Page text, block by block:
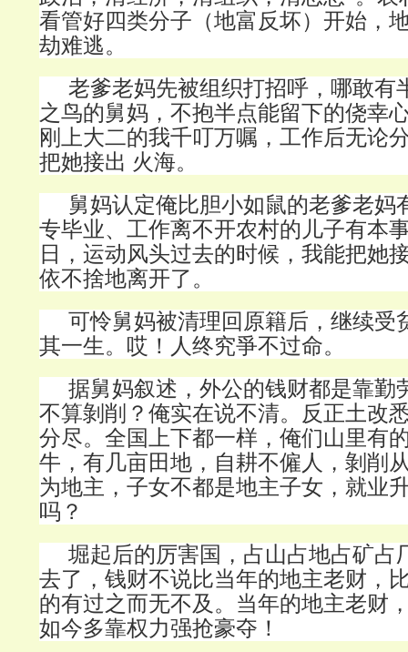
看管好四类分子（地富反坏）开始，
劫难逃。
老爹老妈先被组织打招呼，哪敢有
之鸟的舅妈，不抱半点能留下的侥幸
刚上大二的我千叮万嘱，工作后无论
把她接出 火海。
舅妈认定俺比胆小如鼠的老爹老妈
专毕业、工作离不开农村的儿子有本
日，运动风头过去的时候，我能把她
依不捨地离开了。
可怜舅妈被清理回原籍后，继续受
其一生。哎！人终究爭不过命。
据舅妈叙述，外公的钱财都是靠勤
不算剝削？俺实在说不清。反正土改
分尽。全国上下都一样，俺们山里有
牛，有几亩田地，自耕不僱人，剝削
为地主，子女不都是地主子女，就业
吗？
堀起后的厉害国，占山占地占矿占
去了，钱财不说比当年的地主老财，
的有过之而无不及。 当年的地主老财
如今多靠权力强抢豪夺！